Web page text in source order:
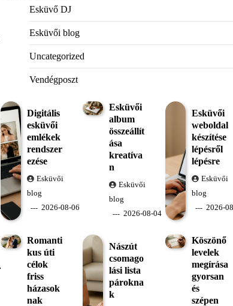
Esküvő DJ
Esküvői blog
Uncategorized
Vendégposzt
Digitális
esküvői
emlékek
rendszer
ezése
Esküvői
blog
2026-08-06
Esküvői
album
összeállít
ása
kreatíva
n
Esküvői
blog
2026-08-04
Esküvői
weboldal
készítése
lépésről
lépésre
Esküvői
blog
2026-
Romanti
kus úti
célok
friss
házasok
nak
Nászút
csomago
lási lista
párokna
k
Köszönő
levelek
megírása
gyorsan
és
szépen